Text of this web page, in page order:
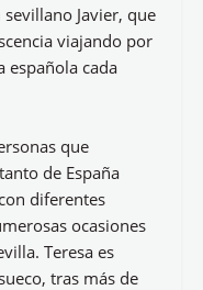
Javier, que
viajando por
española cada
que
de España
diferentes
ocasiones
Teresa es
tras más de